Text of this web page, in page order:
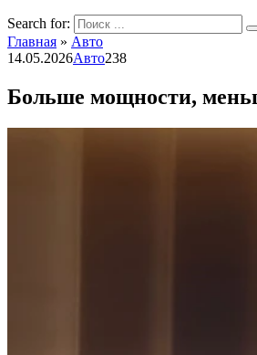
Search for:
Главная » Авто
14.05.2026Авто238
Больше мощности,